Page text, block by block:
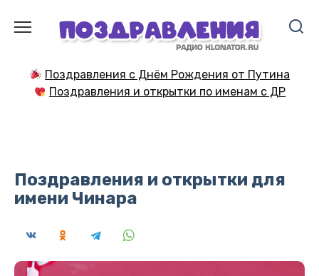
содержанию
Поздравления с Днём Рождения от Путина
Поздравления и открытки по именам с ДР
Поздравления и открытки для
имени Чинара